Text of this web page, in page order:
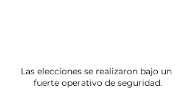
Las elecciones se realizaron bajo un
fuerte operativo de seguridad.